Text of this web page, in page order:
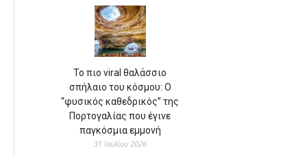
Το πιο viral θαλάσσιο
σπήλαιο του κόσμου: Ο
“φυσικός καθεδρικός” της
Πορτογαλίας που έγινε
παγκόσμια εμμονή
31 Ιουλίου 2026